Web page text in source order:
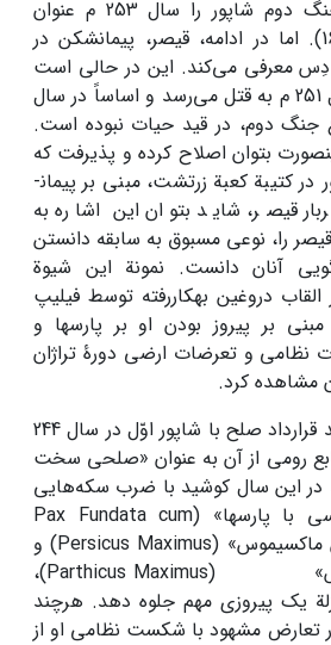
تأکید، سال وقوع جنگ دوم شاپور را سال 253 م عنوان
می‌کند (همان، ص:166). اما در ادامه، قیصر، پیمان­شکن در
دِس معرفی می‌کند. این در حالی است
که این امپراتور در سال 251 م به قتل می‌رسد و اساساً در سال
جنگ دوم، در قید حیات نبوده است.
بتوان اصلاح کرده و پذیرفت که
با توجه به تأکید شاپور در کتیبة کعبة زرتشت، مبنی بر پیمان­
قیصر، شاید بتوان این اشاره به
را، نوعی مسبوق به سابقه دانستن
آنان دانست. نمونة این شیوة
القاب دروغین به­کار­رفته توسط فیلیپ
بر پیروز بودن او بر پارس­ها و
نظامی و تعرضات ارضی دورۀ تراژان
مشاهده کرد.
فیلیپ عرب، بعد از عقد قرارداد صلح با شاپور اوّل در سال 244
رومی از آن به عنوان «صلحی سخت
در این سال کوشید با ضرب سکه‌هایی
با عبارت «صلح اساسی با پارس­ها» (­Pax Fundata cum
Persis) و «پرسیکوس ماکسیموس» (­Persicus Maximus) و
«پارتیکوس ماکسیموس» (­Parthicus Maximus)،
یک پیروزی مهم جلوه دهد. هرچند
تعارض مشهود با شکست نظامی او از